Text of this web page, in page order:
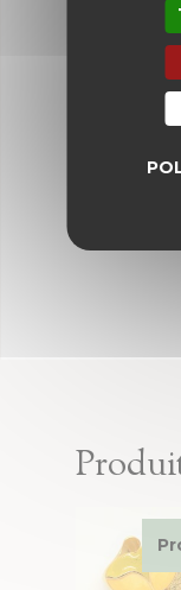
et mon